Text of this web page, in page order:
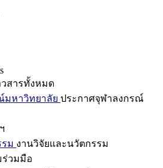
สารทั้งหมด
มหาวิทยาลัย ประกาศจุฬาลงกรณ์
ม งานวิจัยและนวัตกรรม
ร่วมมือ